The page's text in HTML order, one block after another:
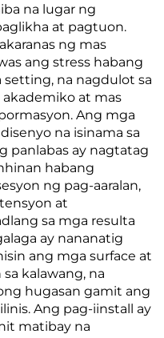
na lugar ng
at pagtuon.
ng mas
ang stress habang
na nagdulot sa
akademiko at mas
Ang mga
na isinama sa
panlabas ay nagtatag
habang
ng pag-aaralan,
at
sa mga resulta
ay nananatig
ang mga surface at
kalawang, na
hugasan gamit ang
Ang pag-iinstall ay
matibay na